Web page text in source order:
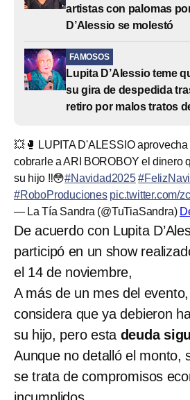
artistas con palomas
D’Alessio se molestó
FAMOSOS
Lupita D’Alessio teme
su gira de despedida
retiro por malos tratos
💥🥊 LUPITA D'ALESSIO
cobrarle a ARI BOROBOY el dinero
su hijo ‼️😳#Navidad2025
#RoboProduciones pic.twitter.com/
— La Tía Sandra (@TuTiaSandra)
De acuerdo con Lupita
participó en un show
el 14 de noviembre,
A más de un mes del evento,
considera que ya debieron
su hijo, pero esta deuda
Aunque no detalló el monto,
se trata de compromisos